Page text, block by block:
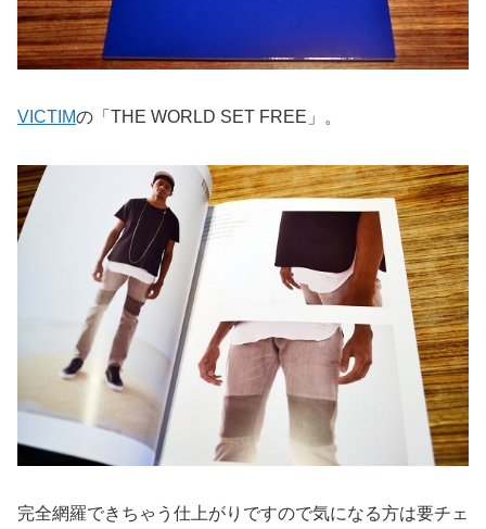
VICTIMの「THE WORLD SET FREE」。
完全網羅できちゃう仕上がりですので気になる方は要チェ